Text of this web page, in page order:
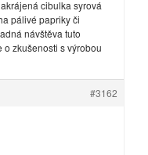
cibulka syrová
pálivé papriky či
návštěva tuto
zkušenosti s výrobou
#3162